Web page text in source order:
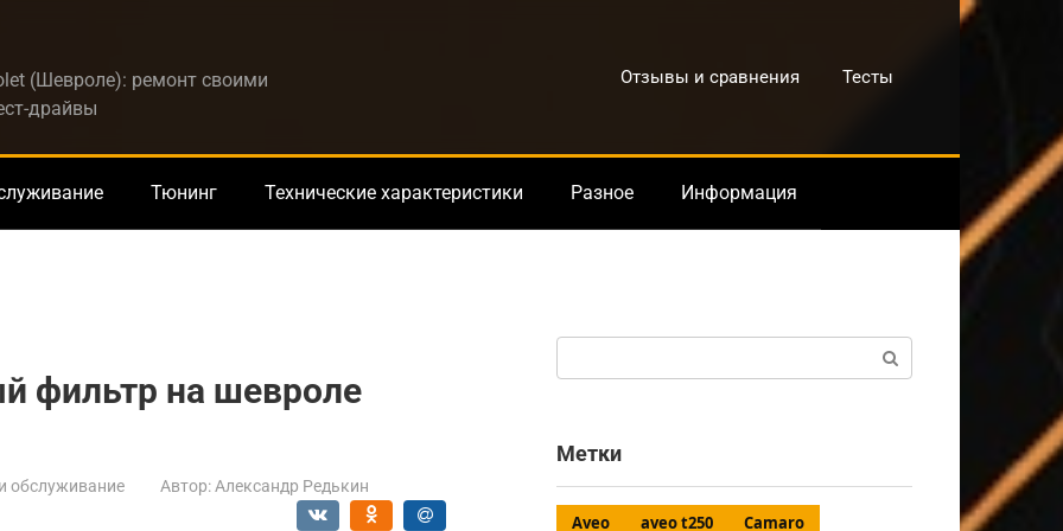
(Шевроле): ремонт своими
драйвы
Отзывы и сравнения Тесты
Тюнинг Технические характеристики Разное Информация
фильтр на шевроле
обслуживание Автор: Александр Редькин
Метки
Aveo aveo t250
Camaro